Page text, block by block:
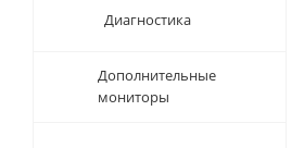
Диагностика
Дополнительные
мониторы